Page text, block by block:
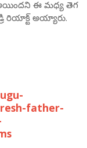
ఈ మధ్య తెగ
రియాక్ట్ అయ్యారు.
father-